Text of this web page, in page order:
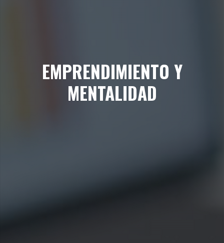
EMPRENDIMIENTO Y
MENTALIDAD